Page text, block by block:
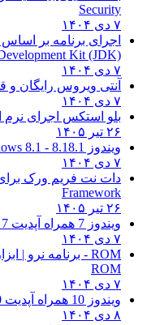
Security
۷ دی ۱۴۰۴
اجرای برنامه بر
Kit (JDK)
۷ دی ۱۴۰۴
آنتی ویروس رایگان و
۷ دی ۱۴۰۴
بلو استکس اجرای نرم
۲۶ تیر ۱۴۰۵
ویندوز 8.1
8.1 - Microsoft Windows 8.1
۷ دی ۱۴۰۴
دات نت فریم ورک برای
Framework
۲۶ تیر ۱۴۰۵
ویندوز 7 همراه آپدیت 7 SP1
۷ دی ۱۴۰۴
ROM - برنامه نرو | ابزار رایت حرفه ای و
ROM
۷ دی ۱۴۰۴
ویندوز 10 همراه آپدیت 10 22H2
۸ دی ۱۴۰۴